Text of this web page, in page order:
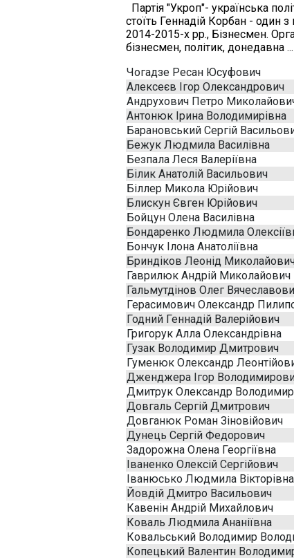
Партія "Укроп"- українська
стоїть Геннадій Корбан - один з
2014-2015-х рр., Бізнесмен.
бізнесмен, політик, донедавна ...
Чогадзе Ресан Юсуфович
Алексеєв Ігор Олександрович
Андрухович Петро
Антонюк Ірина Володимирівна
Барановський Сергій
Бежук Людмила Василівна
Безпала Леся Валеріївна
Білик Анатолій Васильович
Біллер Микола Юрійович
Блискун Євген Юрійович
Бойцун Олена Василівна
Бондаренко Людмила
Бончук Ілона Анатоліївна
Бриндіков Леонід
Гаврилюк Андрій Миколайович
Гальмутдінов Олег
Герасимович Олександр
Годний Геннадій Валерійович
Григорук Алла Олександрівна
Гузак Володимир Дмитрович
Гуменюк Олександр
Дженджера Ігор
Дмитрук Олександр
Довгаль Сергій Дмитрович
Довганюк Роман Зіновійович
Дунець Сергій Федорович
Задорожна Олена Георгіївна
Іваненко Олексій Сергійович
Іванюсько Людмила Вікторівна
Йовдій Дмитро Васильович
Кавенін Андрій Михайлович
Коваль Людмила Ананіївна
Ковальський Володимир
Копецький Валентин